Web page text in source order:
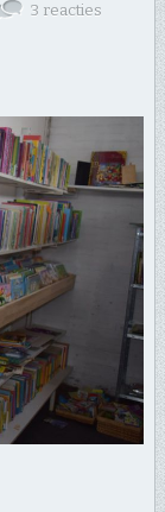
3 reacties